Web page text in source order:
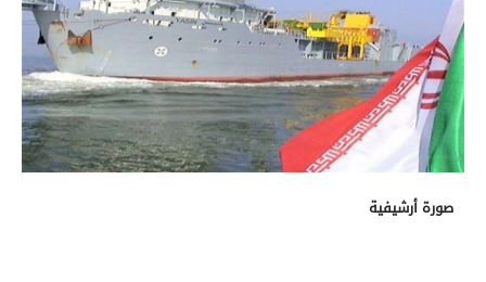
صورة أرشيفية